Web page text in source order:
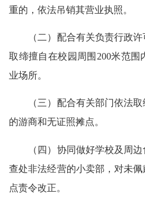
重的，依法吊销其营业执照。
（二）配合有关负责行政许
取缔擅自在校园周围200米范
业场所。
（三）配合有关部门依法取
的游商和无证照摊点。
（四）协同做好学校及周边
查处非法经营的小卖部，对未
点责令改正。